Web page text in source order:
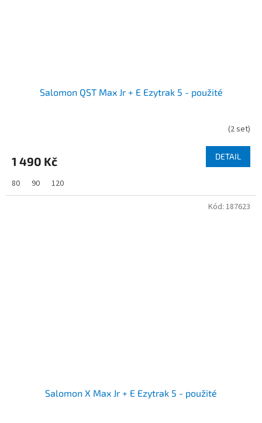
Salomon QST Max Jr + E Ezytrak 5 - použité
(2 set)
1 490 Kč DETAIL
80 90 120
Salomon X Max Jr + E Ezytrak 5 - použité
Kód: 187623